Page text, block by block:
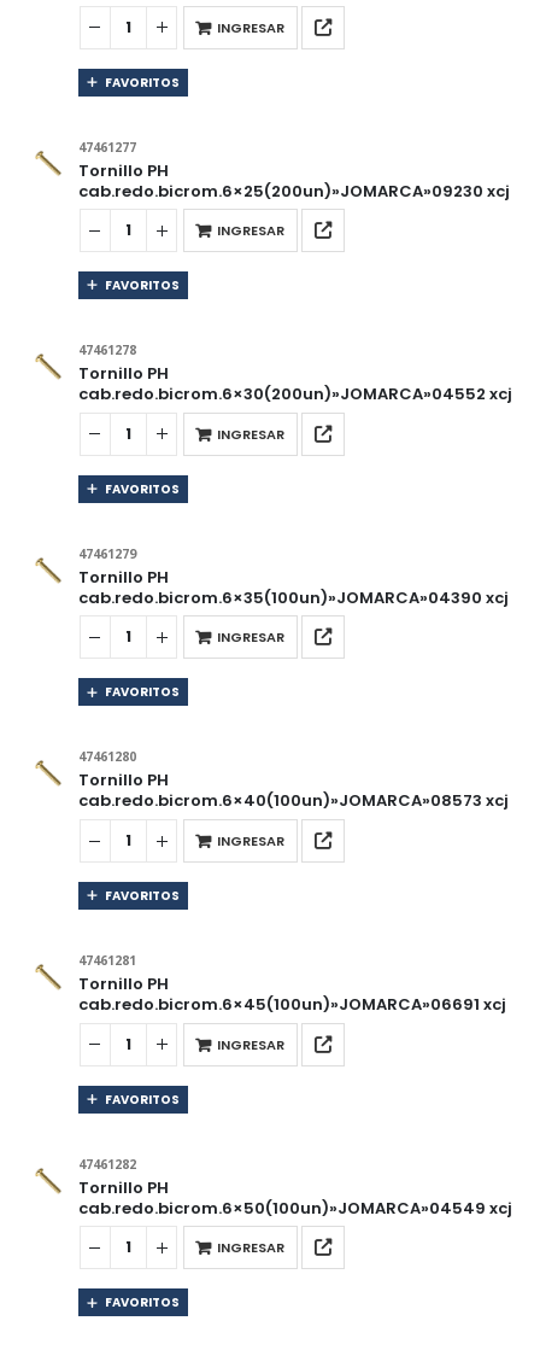
INGRESAR
FAVORITOS
47461277
Tornillo PH
cab.redo.bicrom.6×25(200un)»JOMARCA»09230 xcj
INGRESAR
FAVORITOS
47461278
Tornillo PH
cab.redo.bicrom.6×30(200un)»JOMARCA»04552 xcj
INGRESAR
FAVORITOS
47461279
Tornillo PH
cab.redo.bicrom.6×35(100un)»JOMARCA»04390 xcj
INGRESAR
FAVORITOS
47461280
Tornillo PH
cab.redo.bicrom.6×40(100un)»JOMARCA»08573 xcj
INGRESAR
FAVORITOS
47461281
Tornillo PH
cab.redo.bicrom.6×45(100un)»JOMARCA»06691 xcj
INGRESAR
FAVORITOS
47461282
Tornillo PH
cab.redo.bicrom.6×50(100un)»JOMARCA»04549 xcj
INGRESAR
FAVORITOS